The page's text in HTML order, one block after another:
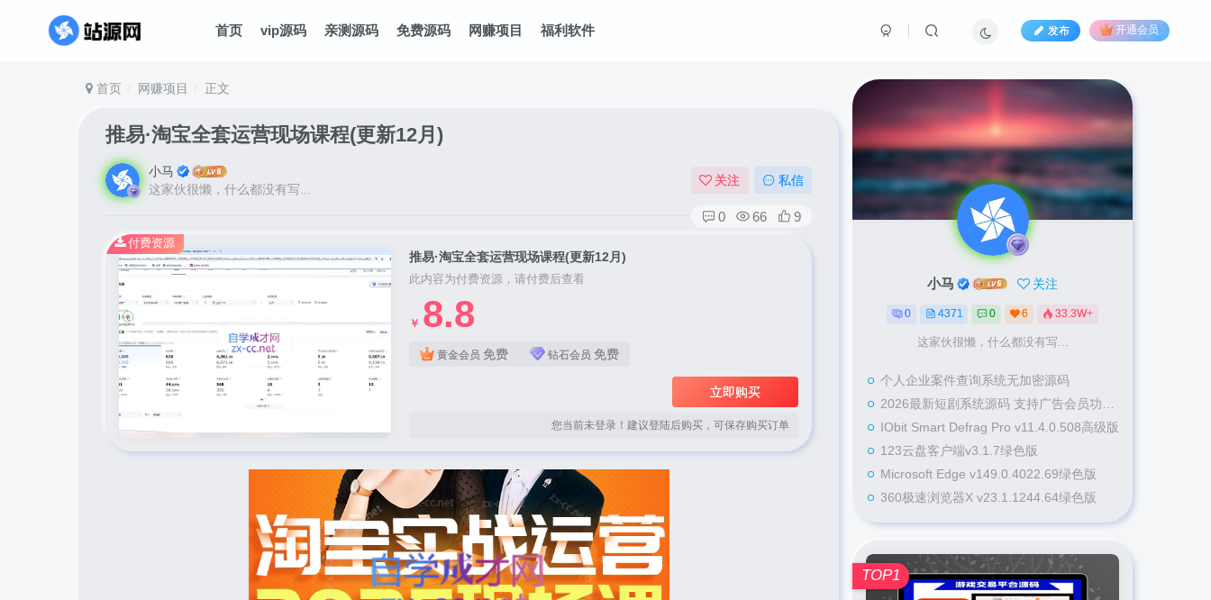
首页 vip源码 亲测源码 免费源码 网赚项目 福利软件 发布 开通会员
首页 网赚项目 正文
推易·淘宝全套运营现场课程(更新12月)
小马
这家伙很懒，什么都没有写...
关注 私信
0 66 9
推易·淘宝全套运营现场课程(更新12月)
此内容为付费资源，请付费后查看
￥ 8.8
黄金会员 免费 钻石会员 免费
立即购买
您当前未登录！建议登陆后购买，可保存购买订单
付费资源
小马 关注
0 4371 0 6 33.3W+
这家伙很懒，什么都没有写...
个人企业案件查询系统无加密源码
2026最新短剧系统源码 支持广告会员功能齐全短剧源码
IObit Smart Defrag Pro v11.4.0.508高级版
123云盘客户端v3.1.7绿色版
Microsoft Edge v149.0.4022.69绿色版
360极速浏览器X v23.1.1244.64绿色版
TOP1